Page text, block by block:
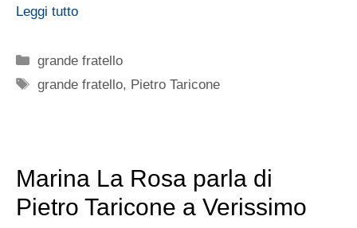
Leggi tutto
Categorie
grande fratello
Tag
grande fratello, Pietro Taricone
Marina La Rosa parla di
Pietro Taricone a Verissimo